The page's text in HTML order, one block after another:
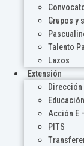
Grupos y
Talento
Lazos
Extensión
Acción E
PITS